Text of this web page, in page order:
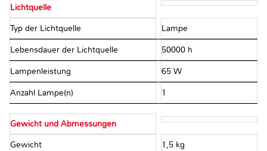
Lichtquelle
Typ der Lichtquelle Lampe
Lebensdauer der Lichtquelle 50000 h
Lampenleistung 65 W
Anzahl Lampe(n) 1
Gewicht und Abmessungen
Gewicht 1,5 kg